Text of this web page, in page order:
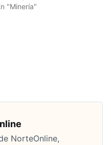
"Minería"
NorteOnline,